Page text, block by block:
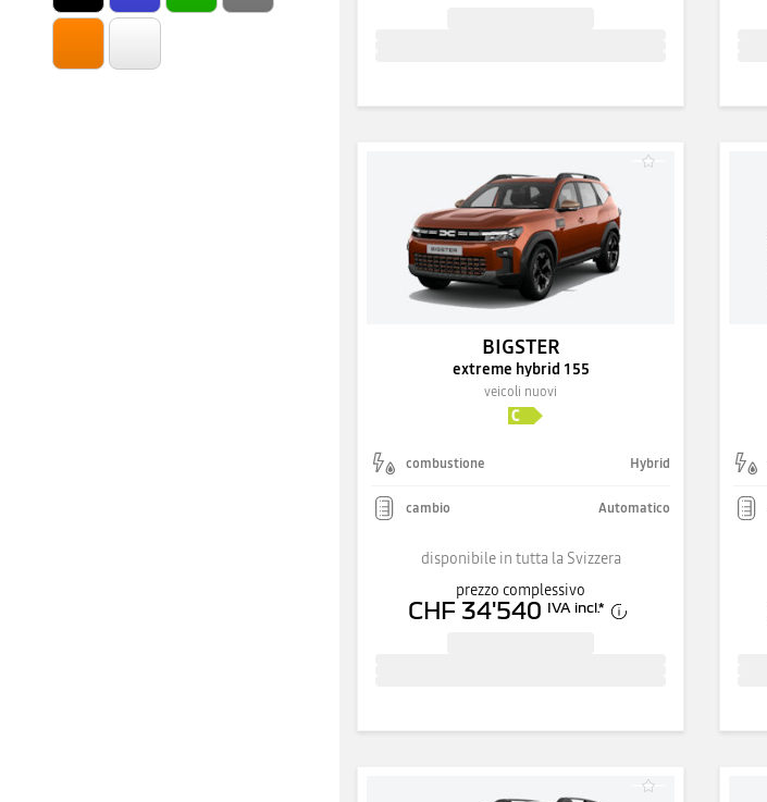
BIGSTER
extreme hybrid 155
veicoli nuovi
combustione Hybrid
cambio Automatico
disponibile in tutta la Svizzera
prezzo complessivo
CHF 34'540 IVA incl.*